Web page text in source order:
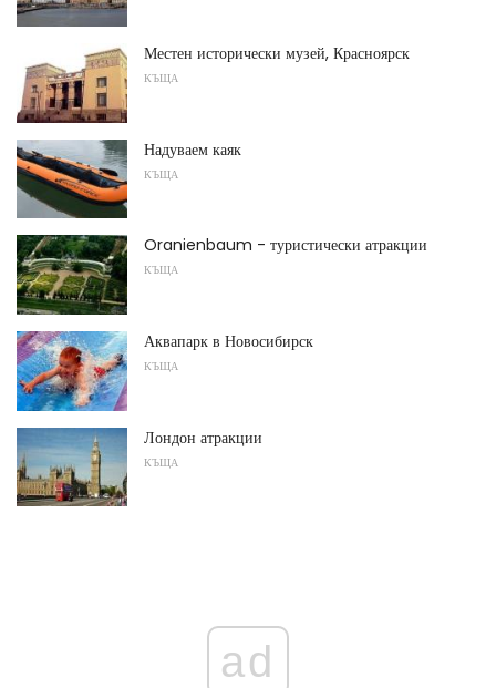
Местен исторически музей, Красноярск
КЪЩА
Надуваем каяк
КЪЩА
Oranienbaum - туристически атракции
КЪЩА
Аквапарк в Новосибирск
КЪЩА
Лондон атракции
КЪЩА
ad